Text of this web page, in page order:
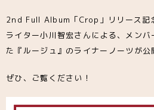
2nd Full Album「Crop」リリース記
ライター小川智宏さんによる、メン
た『ルージュ』のライナーノーツが公
ぜひ、ご覧ください！